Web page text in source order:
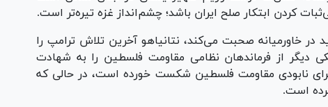
کردن ابتکار صلح ایران باشد؛ چشم‌انداز غزه تیره‌تر است.
خاورمیانه صحبت می‌کند، نتانیاهو آخرین تلاش ترامپ را
دیگر از فرماندهان نظامی مقاومت فلسطین را به شهادت
نابودی مقاومت فلسطین شکست خورده است، در حالی که
است.